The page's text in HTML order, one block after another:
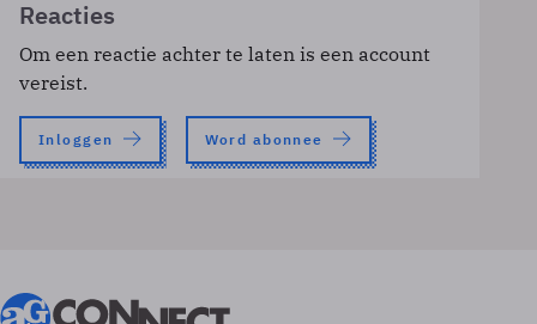
Reacties
Om een reactie achter te laten is een account
vereist.
Inloggen Word abonnee